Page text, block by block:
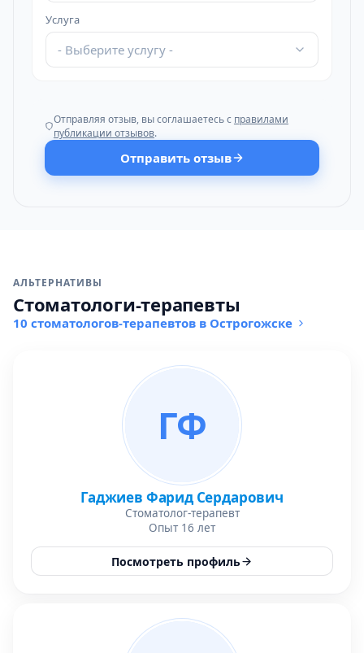
Услуга
- Выберите услугу -
Отправляя отзыв, вы соглашаетесь с правилами
публикации отзывов.
Отправить отзыв
АЛЬТЕРНАТИВЫ
Стоматологи-терапевты
10 стоматологов-терапевтов в Острогожске
ГФ
Гаджиев Фарид Сердарович
Стоматолог-терапевт
Опыт 16 лет
Посмотреть профиль